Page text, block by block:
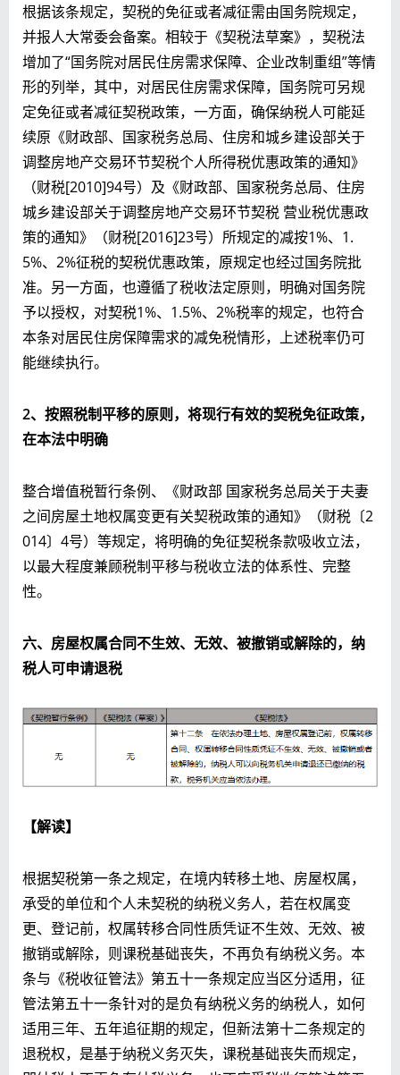
根据该条规定，契税的免征或者减征需由国务院规定，
并报人大常委会备案。相较于《契税法草案》，契税法
增加了“国务院对居民住房需求保障、企业改制重组”等情
形的列举，其中，对居民住房需求保障，国务院可另规
定免征或者减征契税政策，一方面，确保纳税人可能延
续原《财政部、国家税务总局、住房和城乡建设部关于
调整房地产交易环节契税个人所得税优惠政策的通知》
（财税[2010]94号）及《财政部、国家税务总局、住房
城乡建设部关于调整房地产交易环节契税 营业税优惠政
策的通知》（财税[2016]23号）所规定的减按1%、1.
5%、2%征税的契税优惠政策，原规定也经过国务院批
准。另一方面，也遵循了税收法定原则，明确对国务院
予以授权，对契税1%、1.5%、2%税率的规定，也符合
本条对居民住房保障需求的减免税情形，上述税率仍可
能继续执行。
2、按照税制平移的原则，将现行有效的契税免征政策，
在本法中明确
整合增值税暂行条例、《财政部 国家税务总局关于夫妻
之间房屋土地权属变更有关契税政策的通知》（财税〔2
014〕4号）等规定，将明确的免征契税条款吸收立法，
以最大程度兼顾税制平移与税收立法的体系性、完整
性。
六、房屋权属合同不生效、无效、被撤销或解除的，纳
税人可申请退税
【解读】
根据契税第一条之规定，在境内转移土地、房屋权属，
承受的单位和个人未契税的纳税义务人，若在权属变
更、登记前，权属转移合同性质凭证不生效、无效、被
撤销或解除，则课税基础丧失，不再负有纳税义务。本
条与《税收征管法》第五十一条规定应当区分适用，征
管法第五十一条针对的是负有纳税义务的纳税人，如何
适用三年、五年追征期的规定，但新法第十二条规定的
退税权，是基于纳税义务灭失，课税基础丧失而规定，